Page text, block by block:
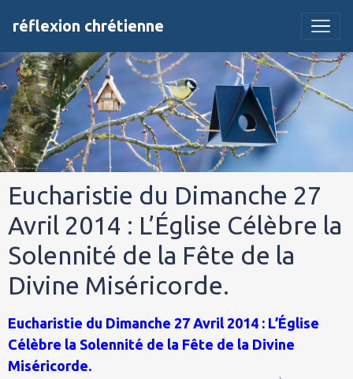
réflexion chrétienne
Eucharistie du Dimanche 27
Avril 2014 : L’Église Célèbre la
Solennité de la Fête de la
Divine Miséricorde.
Eucharistie du Dimanche 27 Avril 2014 : L’Église
Célèbre la Solennité de la Fête de la Divine
Miséricorde.